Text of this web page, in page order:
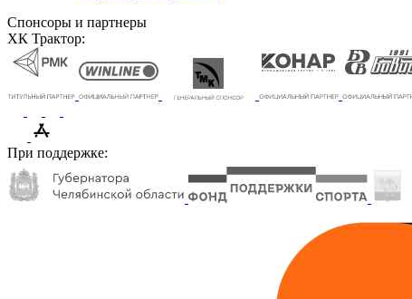
Спонсоры и партнеры
ХК Трактор:
При поддержке: